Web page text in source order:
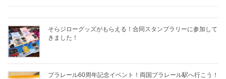
そらジローグッズがもらえる！合同スタンプラリーに参加して
きました！
プラレール60周年記念イベント！両国プラレール駅へ行こう！